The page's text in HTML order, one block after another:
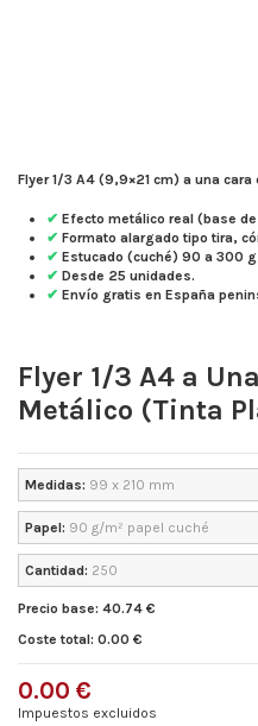
Flyer 1/3 A4 (9,9×21 cm) a una
✔ Efecto metálico real (base
✔ Formato alargado tipo tira,
✔ Estucado (cuché) 90 a 300
✔ Desde 25 unidades.
✔ Envío gratis en España
Flyer 1/3 A4 a
Metálico (Tinta
Medidas: 99 x 210 mm
Papel: 90 g/m² papel cuché
Cantidad: 250
Precio base: 40.74 €
Coste total: 0.00 €
0.00 €
Impuestos excluidos